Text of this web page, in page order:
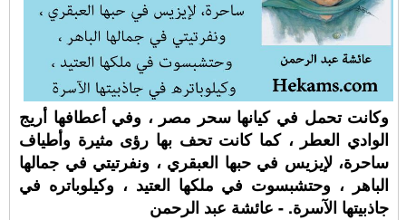
وكانت تحمل في كيانها سحر مصر ، وفي أعطافها أريج
الوادي العطر ، كما كانت تحف بها رؤى مثيرة وأطياف
ساحرة، لإيزيس في حبها العبقري ، ونفرتيتي في جمالها
الباهر ، وحتشبسوت في ملكها العتيد ، وكيلوباتره في
جاذبيتها الآسرة. - عائشة عبد الرحمن